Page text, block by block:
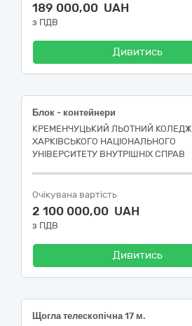
189 000,00 UAH
з ПДВ
Дивитись
Блок - контейнери
КРЕМЕНЧУЦЬКИЙ ЛЬОТНИЙ КОЛЕДЖ
ХАРКІВСЬКОГО НАЦІОНАЛЬНОГО
УНІВЕРСИТЕТУ ВНУТРІШНІХ СПРАВ
Очікувана вартість
2 100 000,00 UAH
з ПДВ
Дивитись
Щогла телескопічна 17 м.